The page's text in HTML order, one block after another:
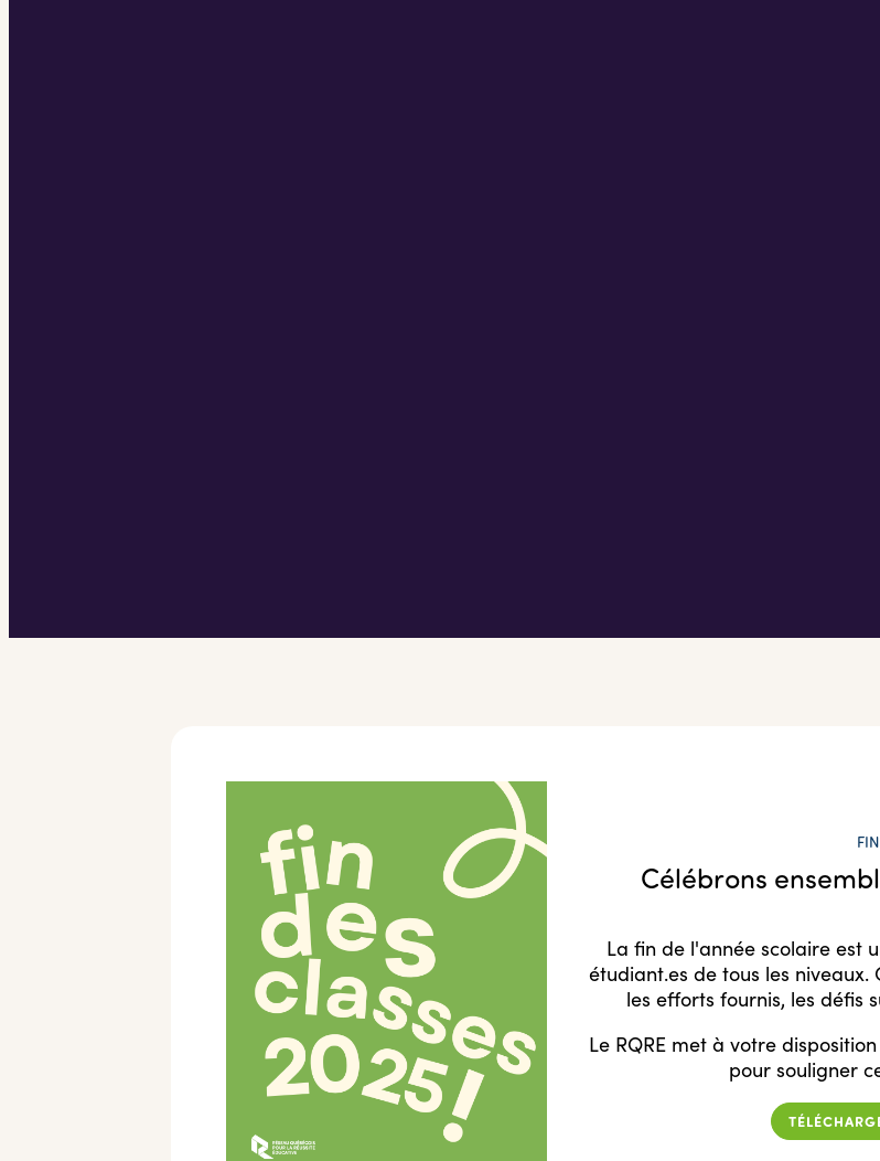
Célébrons
La fin de l'année scolaire est
étudiant.es de tous les
les efforts fournis, les défis
Le RQRE met à votre
pour souligner